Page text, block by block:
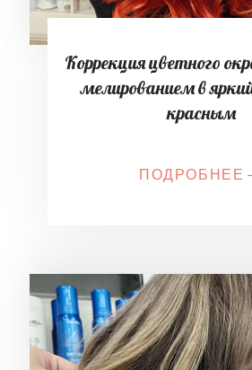
Коррекция цветного
мелированием в
красным
ПОДРОБНЕЕ